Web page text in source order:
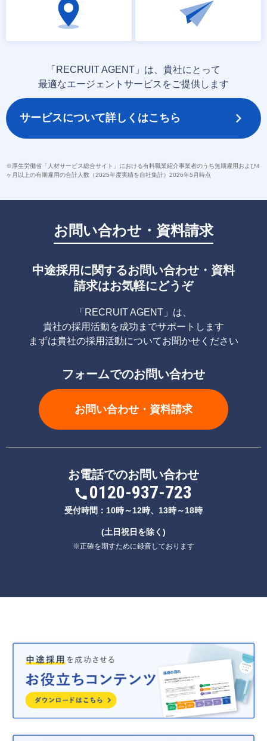
「RECRUIT AGENT」は、貴社にとって
最適なエージェントサービスをご提供します
サービスについて詳しくはこちら
※厚生労働省「人材サービス総合サイト」における有料職業紹介事業者のうち無期雇用および4
ヶ月以上の有期雇用の合計人数（2025年度実績を自社集計）2026年5月時点
お問い合わせ・資料請求
中途採用に関するお問い合わせ・資料
請求はお気軽にどうぞ
「RECRUIT AGENT」は、
貴社の採用活動を成功までサポートします
まずは貴社の採用活動についてお聞かせください
フォームでのお問い合わせ
お問い合わせ・資料請求
お電話でのお問い合わせ
0120-937-723
受付時間：10時～12時、13時～18時
(土日祝日を除く)
※正確を期すために録音しております